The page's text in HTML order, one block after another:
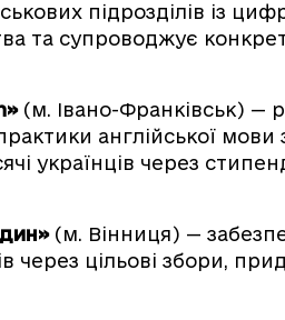
підрозділів із
та супроводжує
(м. Івано-Франківськ) —
англійської мови
українців через
(м. Вінниця) —
через цільові збори,